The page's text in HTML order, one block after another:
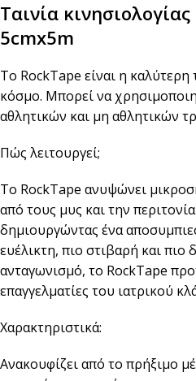
Ταινία
5cmx5m
Το RockTape είναι η καλύτερη
κόσμο. Μπορεί να
αθλητικών και μη αθλητικών
Πώς λειτουργεί;
Το RockTape ανυψώνει
από τους μυς και την
δημιουργώντας ένα
ευέλικτη, πιο στιβαρή και πιο
ανταγωνισμό, το RockTape
επαγγελματίες του ιατρικού
Χαρακτηριστικά:
Ανακουφίζει από το πρήξιμο